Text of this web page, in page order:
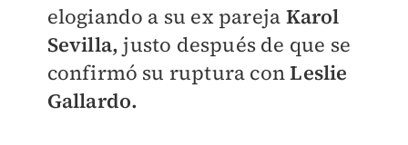
elogiando a su ex pareja Karol
Sevilla, justo después de que se
confirmó su ruptura conLeslie
Gallardo.